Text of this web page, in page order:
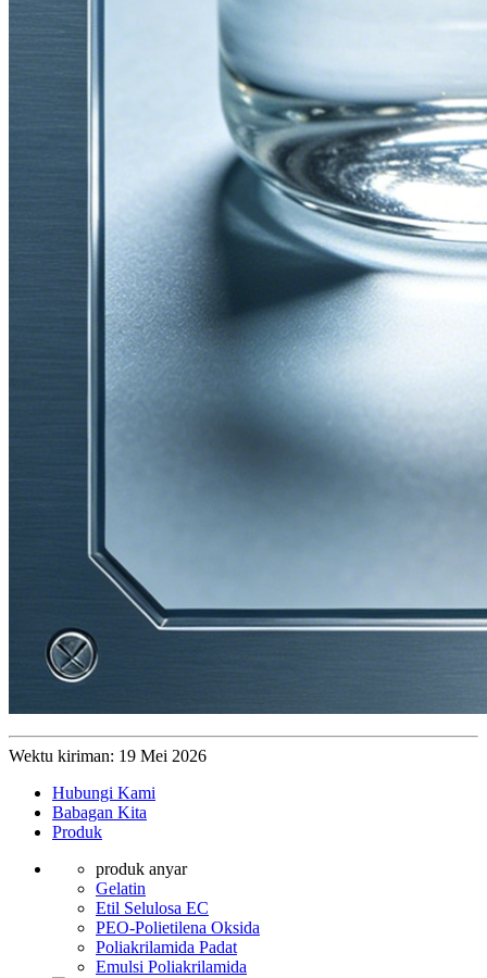
Wektu kiriman: 19 Mei 2026
Hubungi Kami
Babagan Kita
Produk
produk anyar
Gelatin
Etil Selulosa EC
PEO-Polietilena Oksida
Poliakrilamida Padat
Emulsi Poliakrilamida